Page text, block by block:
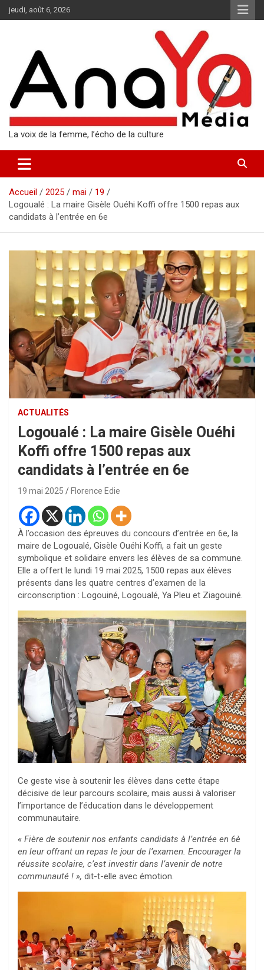
Aller
au
jeudi, août 6, 2026
La voix de la femme, l’écho de la culture
Accueil 2025 mai
19
Logoualé : La maire Gisèle Ouéhi Koffi offre 1500 repas aux
candidats à l’entrée en 6e
ACTUALITÉS
Logoualé : La maire Gisèle Ouéhi
Koffi offre 1500 repas aux
candidats à l’entrée en 6e
19 mai 2025 Florence Edie
À l’occasion des épreuves du concours d’entrée en 6e, la
maire de Logoualé, Gisèle Ouéhi Koffi, a fait un geste
symbolique et solidaire envers les élèves de sa commune.
Elle a offert le lundi 19 mai 2025, 1500 repas aux élèves
présents dans les quatre centres d’examen de la
circonscription : Logouiné, Logoualé, Ya Pleu et Ziagouiné.
Ce geste vise à soutenir les élèves dans cette étape
décisive de leur parcours scolaire, mais aussi à valoriser
l’importance de l’éducation dans le développement
communautaire.
« Fière de soutenir nos enfants candidats à l’entrée en 6è
en leur offrant un repas le jour de l’examen. Encourager la
réussite scolaire, c’est investir dans l’avenir de notre
communauté ! », dit-t-elle avec émotion.